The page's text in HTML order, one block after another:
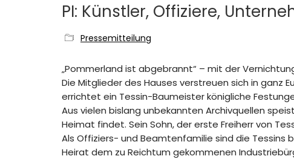
PI: Künstler, Offiziere,
Pressemitteilung
„Pommerland ist abgebrannt“ – mit der
Die Mitglieder des Hauses verstreuen sich in ganz
errichtet ein Tessin-Baumeister königliche
Aus vielen bislang unbekannten Archivquellen
Heimat findet. Sein Sohn, der erste Freiherr von
Als Offiziers- und Beamtenfamilie sind die
Heirat dem zu Reichtum gekommenen